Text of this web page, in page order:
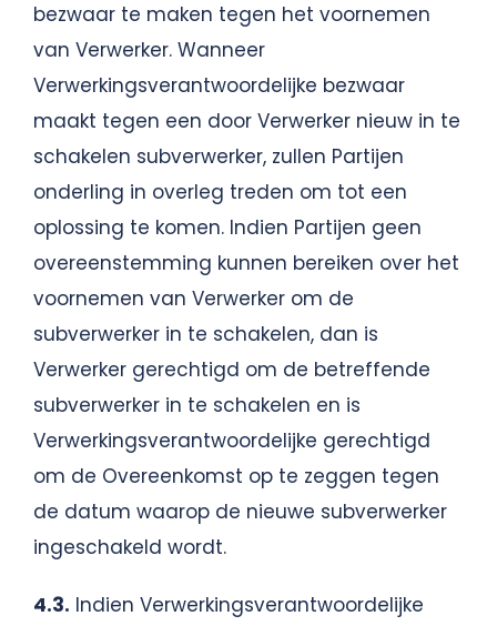
bezwaar te maken tegen het voornemen
van Verwerker. Wanneer
Verwerkingsverantwoordelijke bezwaar
maakt tegen een door Verwerker nieuw in te
schakelen subverwerker, zullen Partijen
onderling in overleg treden om tot een
oplossing te komen. Indien Partijen geen
overeenstemming kunnen bereiken over het
voornemen van Verwerker om de
subverwerker in te schakelen, dan is
Verwerker gerechtigd om de betreffende
subverwerker in te schakelen en is
Verwerkingsverantwoordelijke gerechtigd
om de Overeenkomst op te zeggen tegen
de datum waarop de nieuwe subverwerker
ingeschakeld wordt.
4.3. Indien Verwerkingsverantwoordelijke